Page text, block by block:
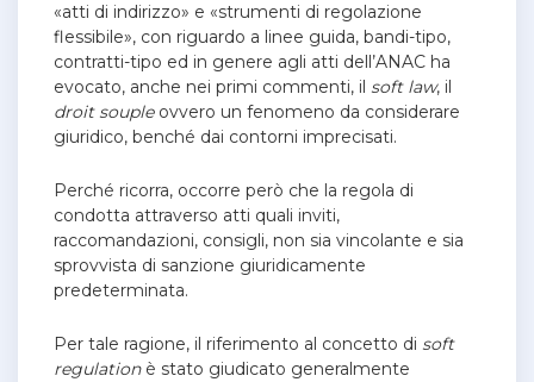
«atti di indirizzo» e «strumenti di regolazione
flessibile», con riguardo a linee guida, bandi-tipo,
contratti-tipo ed in genere agli atti dell’ANAC ha
evocato, anche nei primi commenti, il soft law, il
droit soupleovvero un fenomeno da considerare
giuridico, benché dai contorni imprecisati.
Perché ricorra, occorre però che la regola di
condotta attraverso atti quali inviti,
raccomandazioni, consigli, non sia vincolante e sia
sprovvista di sanzione giuridicamente
predeterminata.
Per tale ragione, il riferimento al concetto di soft
regulationè stato giudicato generalmente